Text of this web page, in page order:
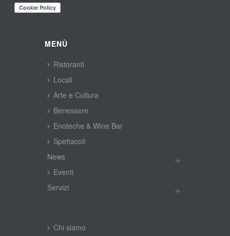
MENÙ
Ristoranti
Locali
Arte e Cultura
Benessere
Enoteche & Wine Bar
Spettacoli
New
Eventi
Servizi
Chi siamo